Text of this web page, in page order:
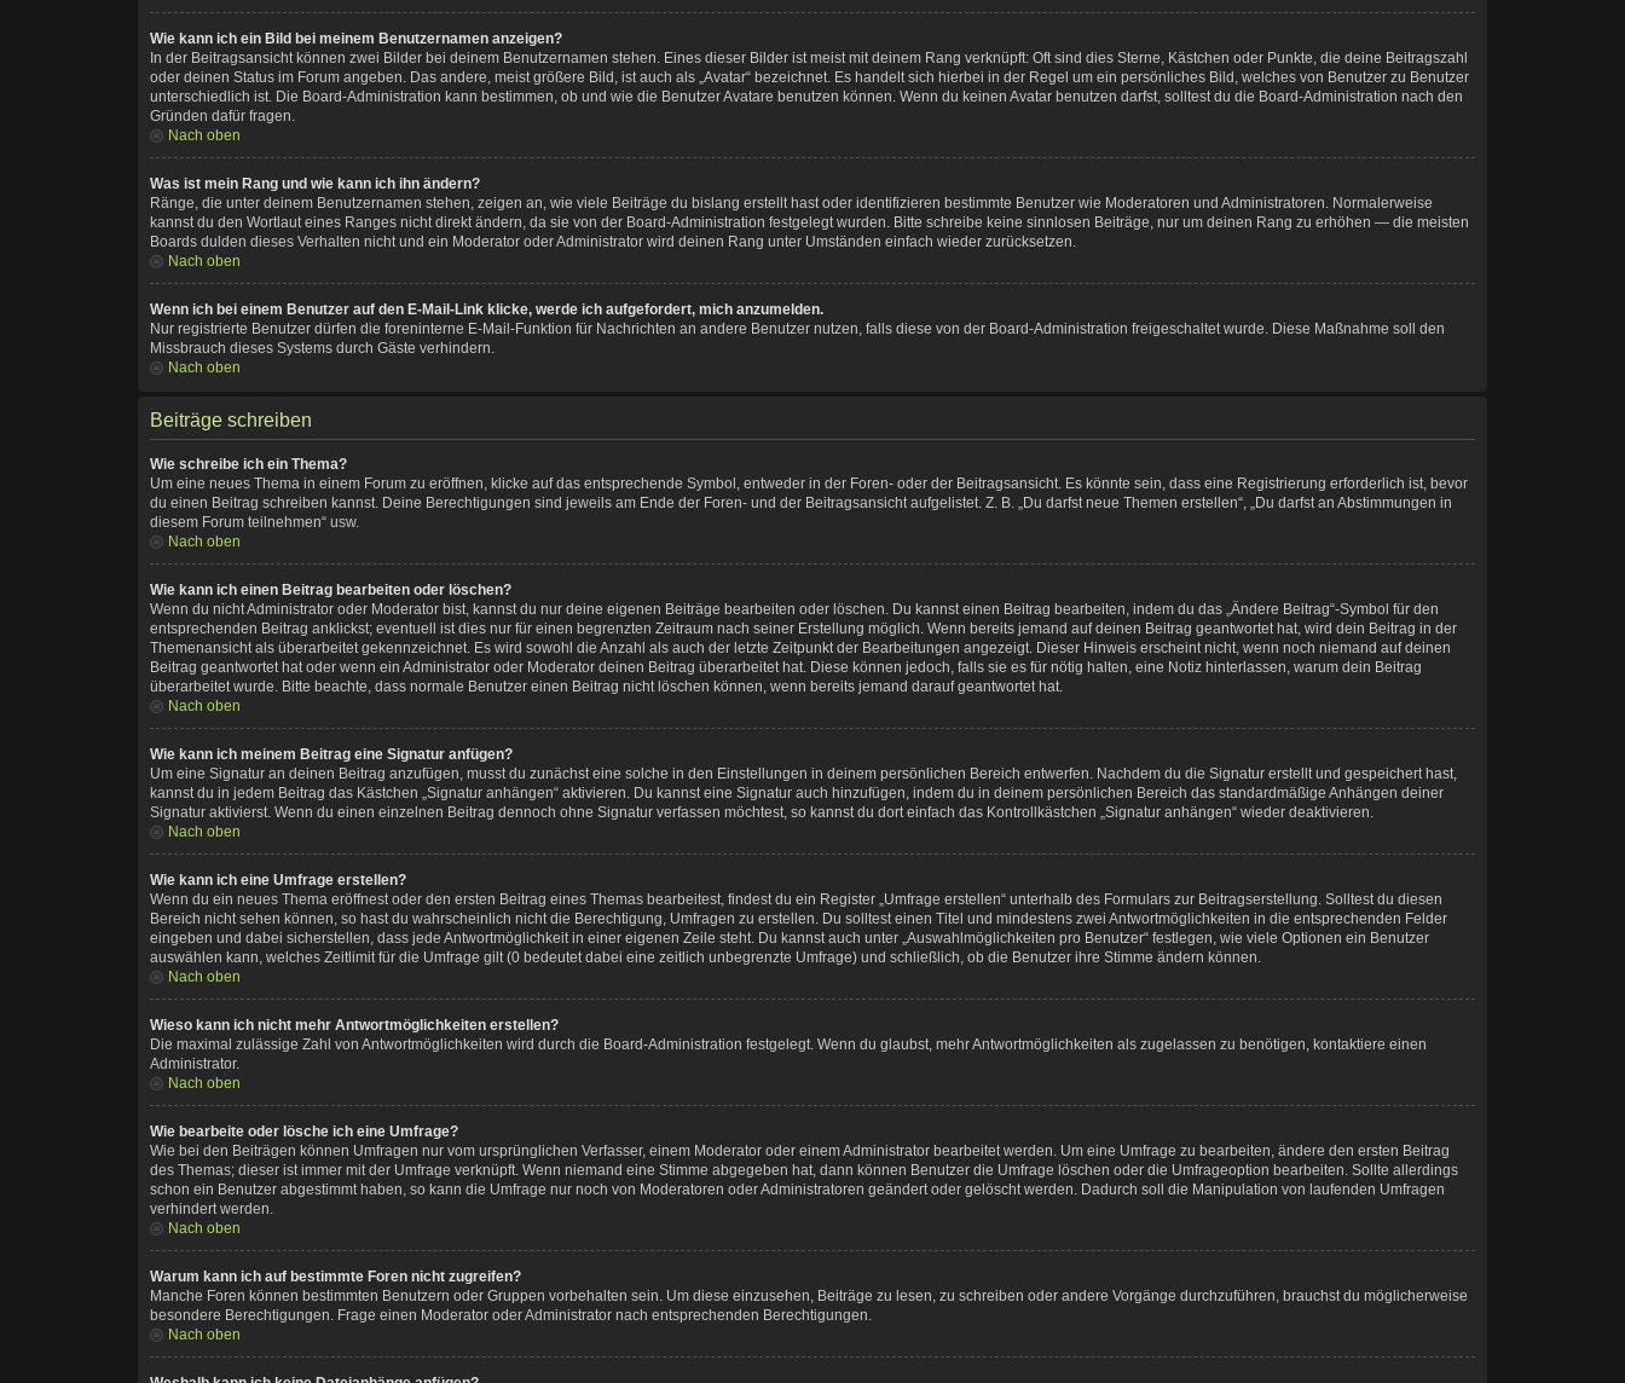
Wie kann ich ein Bild bei meinem Benutzernamen anzeigen?
In der Beitragsansicht können zwei Bilder bei deinem Benutzernamen stehen. Eines dieser Bilder ist meist mit deinem Rang verknüpft: Oft sind dies Sterne, Kästchen oder Punkte, die deine Beitragszahl
oder deinen Status im Forum angeben. Das andere, meist größere Bild, ist auch als „Avatar“ bezeichnet. Es handelt sich hierbei in der Regel um ein persönliches Bild, welches von Benutzer zu Benutzer
unterschiedlich ist. Die Board-Administration kann bestimmen, ob und wie die Benutzer Avatare benutzen können. Wenn du keinen Avatar benutzen darfst, solltest du die Board-Administration nach den
Gründen dafür fragen.
Nach oben
Was ist mein Rang und wie kann ich ihn ändern?
Ränge, die unter deinem Benutzernamen stehen, zeigen an, wie viele Beiträge du bislang erstellt hast oder identifizieren bestimmte Benutzer wie Moderatoren und Administratoren. Normalerweise
kannst du den Wortlaut eines Ranges nicht direkt ändern, da sie von der Board-Administration festgelegt wurden. Bitte schreibe keine sinnlosen Beiträge, nur um deinen Rang zu erhöhen — die meisten
Boards dulden dieses Verhalten nicht und ein Moderator oder Administrator wird deinen Rang unter Umständen einfach wieder zurücksetzen.
Nach oben
Wenn ich bei einem Benutzer auf den E-Mail-Link klicke, werde ich aufgefordert, mich anzumelden.
Nur registrierte Benutzer dürfen die foreninterne E-Mail-Funktion für Nachrichten an andere Benutzer nutzen, falls diese von der Board-Administration freigeschaltet wurde. Diese Maßnahme soll den
Missbrauch dieses Systems durch Gäste verhindern.
Nach oben
Beiträge schreiben
Wie schreibe ich ein Thema?
Um eine neues Thema in einem Forum zu eröffnen, klicke auf das entsprechende Symbol, entweder in der Foren- oder der Beitragsansicht. Es könnte sein, dass eine Registrierung erforderlich ist, bevor
du einen Beitrag schreiben kannst. Deine Berechtigungen sind jeweils am Ende der Foren- und der Beitragsansicht aufgelistet. Z. B. „Du darfst neue Themen erstellen“, „Du darfst an Abstimmungen in
diesem Forum teilnehmen“ usw.
Nach oben
Wie kann ich einen Beitrag bearbeiten oder löschen?
Wenn du nicht Administrator oder Moderator bist, kannst du nur deine eigenen Beiträge bearbeiten oder löschen. Du kannst einen Beitrag bearbeiten, indem du das „Ändere Beitrag“-Symbol für den
entsprechenden Beitrag anklickst; eventuell ist dies nur für einen begrenzten Zeitraum nach seiner Erstellung möglich. Wenn bereits jemand auf deinen Beitrag geantwortet hat, wird dein Beitrag in der
Themenansicht als überarbeitet gekennzeichnet. Es wird sowohl die Anzahl als auch der letzte Zeitpunkt der Bearbeitungen angezeigt. Dieser Hinweis erscheint nicht, wenn noch niemand auf deinen
Beitrag geantwortet hat oder wenn ein Administrator oder Moderator deinen Beitrag überarbeitet hat. Diese können jedoch, falls sie es für nötig halten, eine Notiz hinterlassen, warum dein Beitrag
überarbeitet wurde. Bitte beachte, dass normale Benutzer einen Beitrag nicht löschen können, wenn bereits jemand darauf geantwortet hat.
Nach oben
Wie kann ich meinem Beitrag eine Signatur anfügen?
Um eine Signatur an deinen Beitrag anzufügen, musst du zunächst eine solche in den Einstellungen in deinem persönlichen Bereich entwerfen. Nachdem du die Signatur erstellt und gespeichert hast,
kannst du in jedem Beitrag das Kästchen „Signatur anhängen“ aktivieren. Du kannst eine Signatur auch hinzufügen, indem du in deinem persönlichen Bereich das standardmäßige Anhängen deiner
Signatur aktivierst. Wenn du einen einzelnen Beitrag dennoch ohne Signatur verfassen möchtest, so kannst du dort einfach das Kontrollkästchen „Signatur anhängen“ wieder deaktivieren.
Nach oben
Wie kann ich eine Umfrage erstellen?
Wenn du ein neues Thema eröffnest oder den ersten Beitrag eines Themas bearbeitest, findest du ein Register „Umfrage erstellen“ unterhalb des Formulars zur Beitragserstellung. Solltest du diesen
Bereich nicht sehen können, so hast du wahrscheinlich nicht die Berechtigung, Umfragen zu erstellen. Du solltest einen Titel und mindestens zwei Antwortmöglichkeiten in die entsprechenden Felder
eingeben und dabei sicherstellen, dass jede Antwortmöglichkeit in einer eigenen Zeile steht. Du kannst auch unter „Auswahlmöglichkeiten pro Benutzer“ festlegen, wie viele Optionen ein Benutzer
auswählen kann, welches Zeitlimit für die Umfrage gilt (0 bedeutet dabei eine zeitlich unbegrenzte Umfrage) und schließlich, ob die Benutzer ihre Stimme ändern können.
Nach oben
Wieso kann ich nicht mehr Antwortmöglichkeiten erstellen?
Die maximal zulässige Zahl von Antwortmöglichkeiten wird durch die Board-Administration festgelegt. Wenn du glaubst, mehr Antwortmöglichkeiten als zugelassen zu benötigen, kontaktiere einen
Administrator.
Nach oben
Wie bearbeite oder lösche ich eine Umfrage?
Wie bei den Beiträgen können Umfragen nur vom ursprünglichen Verfasser, einem Moderator oder einem Administrator bearbeitet werden. Um eine Umfrage zu bearbeiten, ändere den ersten Beitrag
des Themas; dieser ist immer mit der Umfrage verknüpft. Wenn niemand eine Stimme abgegeben hat, dann können Benutzer die Umfrage löschen oder die Umfrageoption bearbeiten. Sollte allerdings
schon ein Benutzer abgestimmt haben, so kann die Umfrage nur noch von Moderatoren oder Administratoren geändert oder gelöscht werden. Dadurch soll die Manipulation von laufenden Umfragen
verhindert werden.
Nach oben
Warum kann ich auf bestimmte Foren nicht zugreifen?
Manche Foren können bestimmten Benutzern oder Gruppen vorbehalten sein. Um diese einzusehen, Beiträge zu lesen, zu schreiben oder andere Vorgänge durchzuführen, brauchst du möglicherweise
besondere Berechtigungen. Frage einen Moderator oder Administrator nach entsprechenden Berechtigungen.
Nach oben